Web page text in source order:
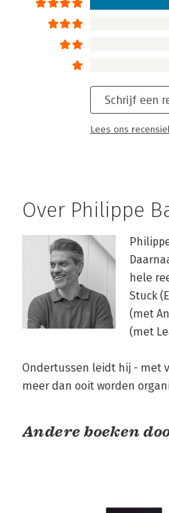
Schrijf een
Lees ons
Over Philippe
hele
Stuck
(met
(met
Ondertussen leidt hij - met
meer dan ooit worden
Andere boeken